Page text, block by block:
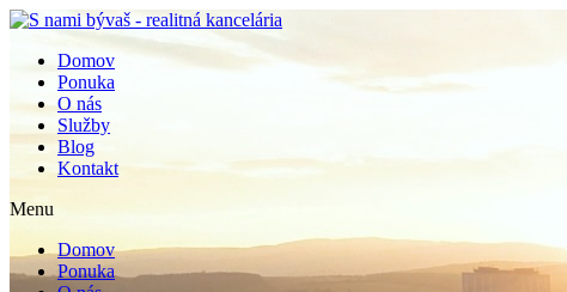
Domov
Ponuka
O nás
Služby
Blog
Kontakt
Menu
Domov
Ponuka